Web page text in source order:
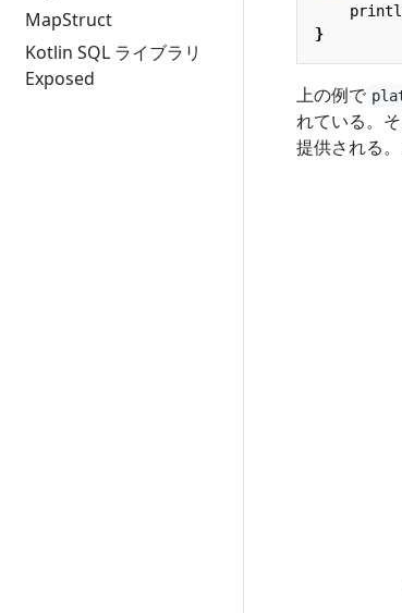
MapStruct
Kotlin SQL ライブラリ
Exposed
}
上の例で
れている。
提供される